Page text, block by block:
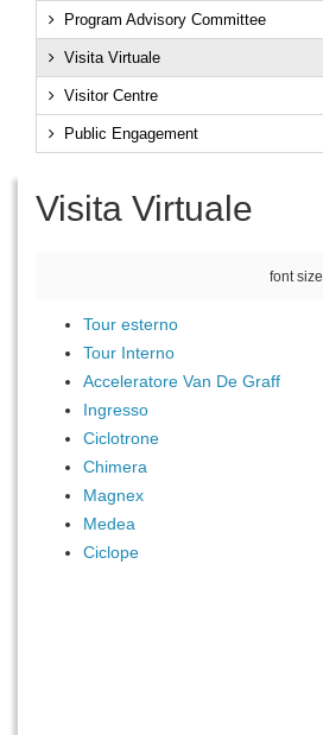
Program Advisory Committee
Visita Virtuale
Visitor Centre
Public Engagement
Visita Virtuale
font size
Tour esterno
Tour Interno
Acceleratore Van De Graff
Ingresso
Ciclotrone
Chimera
Magnex
Medea
Ciclope